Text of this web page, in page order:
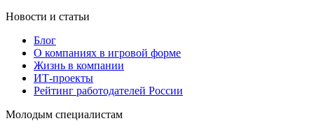
Новости и статьи
Блог
О компаниях в игровой форме
Жизнь в компании
ИТ-проекты
Рейтинг работодателей России
Молодым специалистам